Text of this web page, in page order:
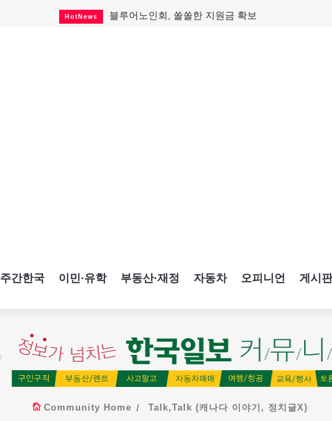
HotNews 블루어노인회, 쏠쏠한 지원금 확보
주간한국 이민·유학 부동산·재정 자동차 오피니언 게시판
Community Home Talk,Talk (캐나다 이야기, 정치글X)